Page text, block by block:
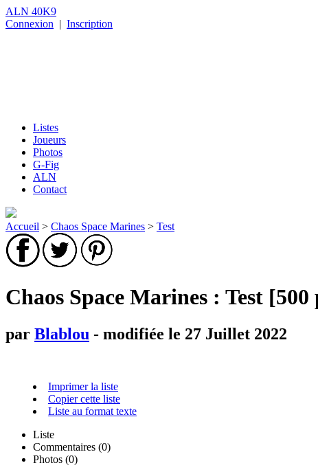
ALN 40K9
Connexion | Inscription
Listes
Joueurs
Photos
G-Fig
ALN
Contact
Accueil > Chaos Space Marines > Test
Chaos Space Marines : Test [500
par Blablou - modifiée le 27 Juillet 2022
Imprimer la liste
Copier cette liste
Liste au format texte
Liste
Commentaires (0)
Photos (0)